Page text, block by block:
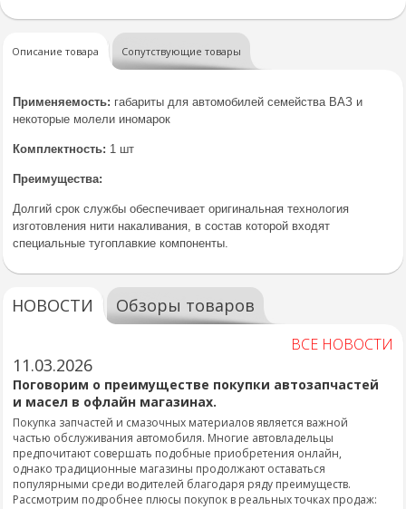
Описание товара Сопутствующие товары
Применяемость: габариты для автомобилей семейства ВАЗ и
некоторые молели иномарок
Комплектность: 1 шт
Преимущества:
Долгий срок службы обеспечивает оригинальная технология
изготовления нити накаливания, в состав которой входят
специальные тугоплавкие компоненты.
НОВОСТИ Обзоры товаров
ВСЕ НОВОСТИ
11.03.2026
Поговорим о преимуществе покупки автозапчастей
и масел в офлайн магазинах.
Покупка запчастей и смазочных материалов является важной
частью обслуживания автомобиля. Многие автовладельцы
предпочитают совершать подобные приобретения онлайн,
однако традиционные магазины продолжают оставаться
популярными среди водителей благодаря ряду преимуществ.
Рассмотрим подробнее плюсы покупок в реальных точках продаж: